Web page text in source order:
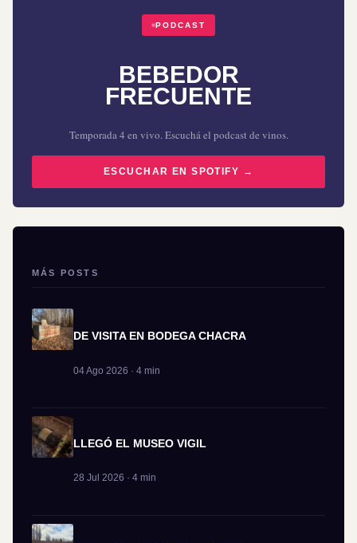
PODCAST
BEBEDOR
FRECUENTE
Temporada 4 en vivo. Escuchá el podcast de vinos.
ESCUCHAR EN SPOTIFY →
MÁS POSTS
DE VISITA EN BODEGA CHACRA
04 Ago 2026 · 4 min
LLEGÓ EL MUSEO VIGIL
28 Jul 2026 · 4 min